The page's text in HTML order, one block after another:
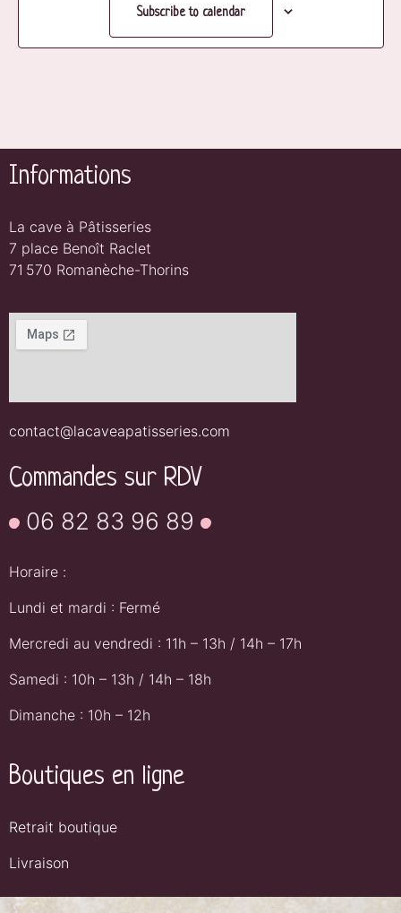
Subscribe to calendar
Informations
La cave à Pâtisseries
7 place Benoît Raclet
71 570 Romanèche-Thorins
contact@lacaveapatisseries.com
Commandes sur RDV
06 82 83 96 89
Horaire :
Lundi et mardi : Fermé
Mercredi au vendredi : 11h – 13h / 14h – 17h
Samedi : 10h – 13h / 14h – 18h
Dimanche : 10h – 12h
Boutiques en ligne
Retrait boutique
Livraison